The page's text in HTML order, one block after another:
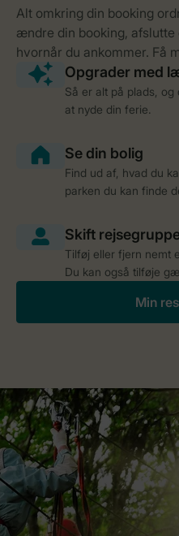
Så er alt på plads,
at nyde din ferie.
Find ud af, hvad du
parken du kan finde
Tilføj eller fjern nemt
Du kan også tilføje
Min